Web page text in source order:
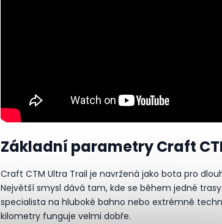
Základní parametry Craft
Craft CTM Ultra Trail je navržená jako bota pro
Největší smysl dává tam, kde se během jedné
specialista na hluboké bahno nebo extrémně
kilometry funguje velmi dobře.